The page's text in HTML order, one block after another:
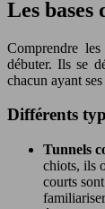
Les
Comprendre
débuter. Ils se
chacun ayant
Différents
Tunnels
chiots, ils
courts